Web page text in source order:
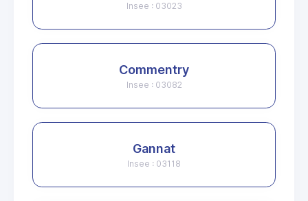
Insee : 03023
Commentry
Insee : 03082
Gannat
Insee : 03118